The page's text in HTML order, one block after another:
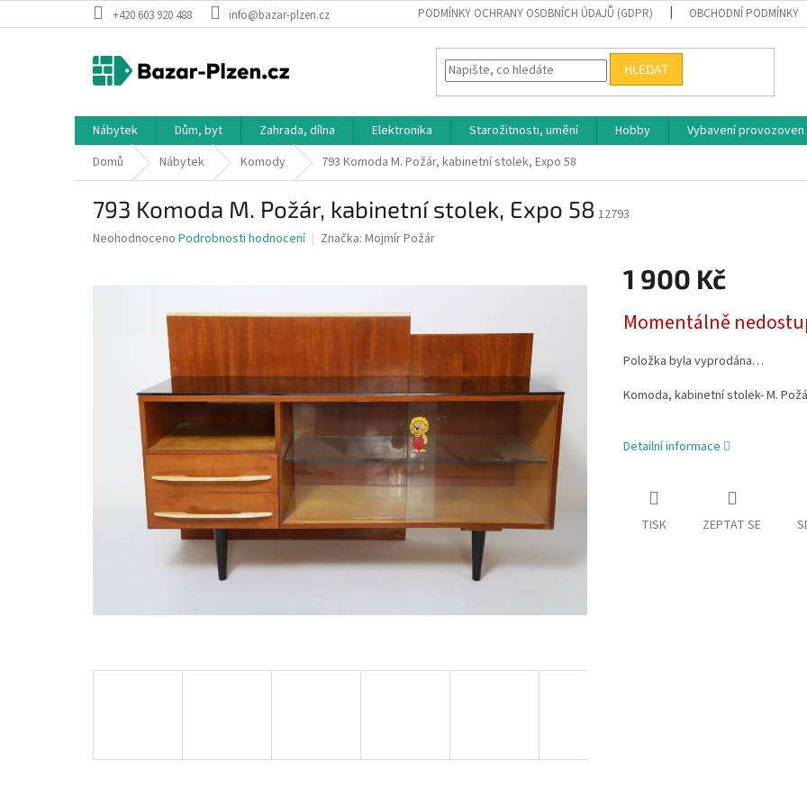
na
+420 603 920 488 info@bazar-plzen.cz PODMÍNKY OCHRANY OSOBNÍCH ÚDAJŮ (GDPR) OBCHODNÍ PODMÍNKY
HLEDAT
Nábytek Dům, byt Zahrada, dílna Elektronika Starožitnosti, umění Hobby Vybavení provozoven
Domů
Nábytek Komody 793 Komoda M. Požár, kabinetní stolek, Expo 58
793 Komoda M. Požár, kabinetní stolek, Expo 58 12793
Průměrné
je
Neohodnoceno Podrobnosti hodnocení Značka: Mojmír Požár
1 900 Kč
cena:
Momentálně
Položka byla vyprodána…
Komoda, kabinetní stolek- M.
Detailní informace
TISK ZEPTAT SE